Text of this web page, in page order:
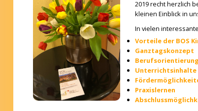
Mitwirkung
2019 recht herzlich
kleinen Einblick in
In vielen
Vorteile der BOS
Ganztagskonzept
Unterrichtsinhalte
Praxislernen